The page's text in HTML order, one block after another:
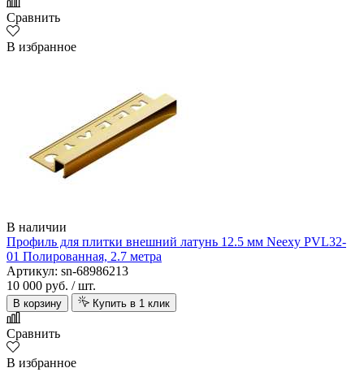
Сравнить
В избранное
В наличии
Профиль для плитки внешний латунь 12.5 мм Neexy PVL32-
01 Полированная, 2.7 метра
Артикул: sn-68986213
10 000 руб. / шт.
В корзину Купить в 1 клик
Сравнить
В избранное